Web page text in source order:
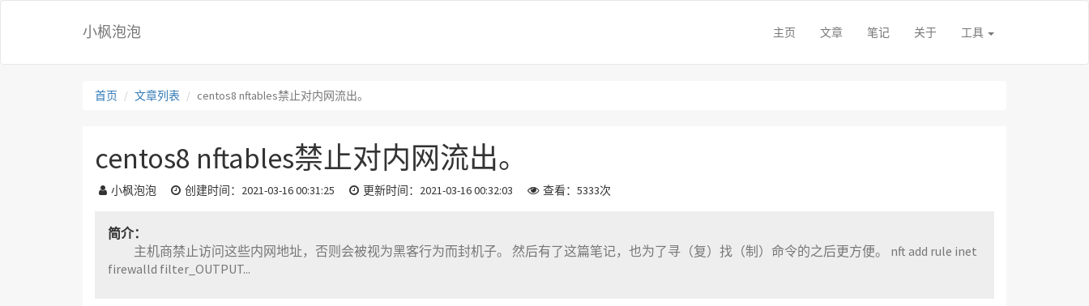
小枫泡泡 主页 文章 笔记 关于 工具
首页 文章列表 centos8 nftables禁止对内网流出。
centos8 nftables禁止对内网流出。
小枫泡泡 创建时间：2021-03-16 00:31:25 更新时间：2021-03-16 00:32:03 查看：5333次
简介：
主机商禁止访问这些内网地址，否则会被视为黑客行为而封机子。 然后有了这篇笔记，也为了寻（复）找（制）命令的之后更方便。 nft add rule inet
firewalld filter_OUTPUT...